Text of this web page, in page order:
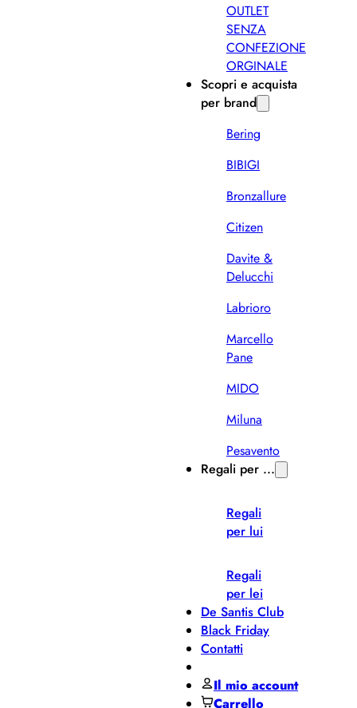
OUTLET
SENZA
CONFEZIONE
ORGINALE
Scopri e acquista
per brand
Bering
BIBIGI
Bronzallure
Citizen
Davite &
Delucchi
Labrioro
Marcello
Pane
MIDO
Miluna
Pesavento
Regali per ...
Regali
per lui
Regali
per lei
De Santis Club
Black Friday
Contatti
Il mio account
Carrello